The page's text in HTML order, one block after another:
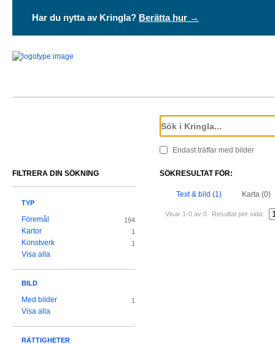
Har du nytta av Kringla? Berätta hur →
Endast träffar med bilder
SÖKRESULTAT FÖR:
Text & bild (1) Karta (0)
Visar 1-0 av 0 Resultat per sida:
FILTRERA DIN SÖKNING
TYP
Föremål 194
Kartor 1
Konstverk 1
Visa alla
BILD
Med bilder 1
Visa alla
RÄTTIGHETER